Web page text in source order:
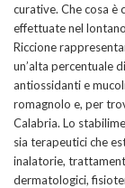
curative. Che cosa è
effettuate nel
Riccione
un’alta percentuale
antiossidanti e
romagnolo e, per
Calabria. Lo
sia terapeutici che
inalatorie,
dermatologici,